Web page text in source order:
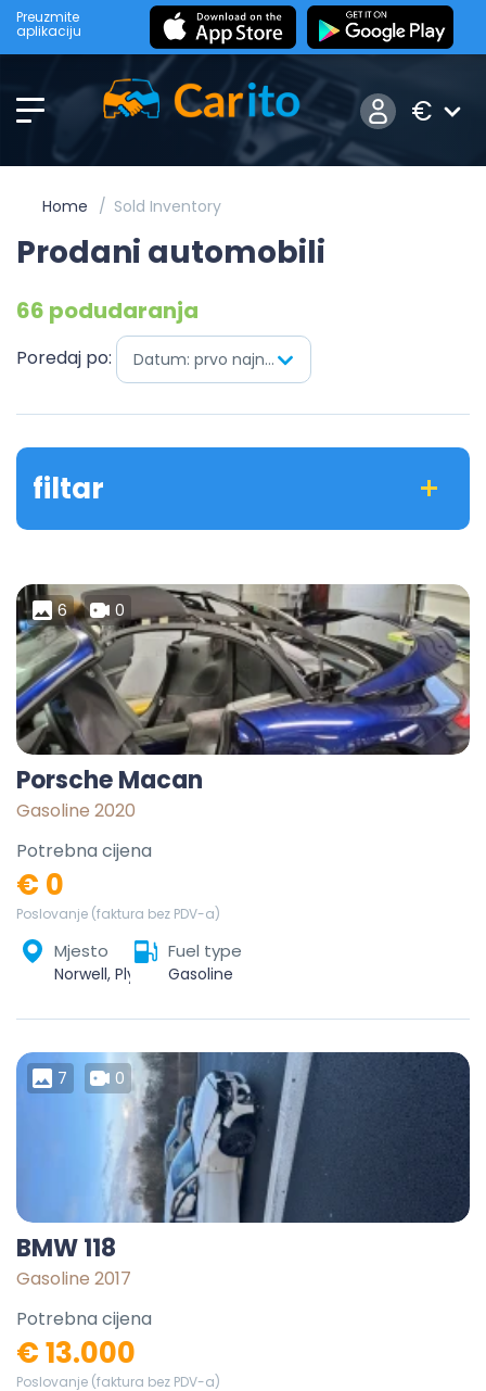
Preuzmite
aplikaciju
€
Home Sold Inventory
Prodani automobili
66 podudaranja
Poredaj po: Datum: prvo najnovije
filtar
6 0
Porsche Macan
Gasoline 2020
Potrebna cijena
€ 0
Poslovanje (faktura bez PDV-a)
Mjesto Fuel type
Gasoline
7 0
BMW 118
Gasoline 2017
Potrebna cijena
€ 13.000
Poslovanje (faktura bez PDV-a)